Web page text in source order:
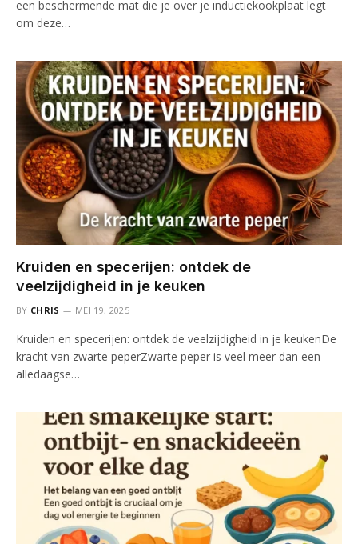
een beschermende mat die je over je inductiekookplaat legt
om deze…
Kruiden en specerijen: ontdek de
veelzijdigheid in je keuken
BY CHRIS MEI 19, 2025
Kruiden en specerijen: ontdek de veelzijdigheid in je keukenDe
kracht van zwarte peperZwarte peper is veel meer dan een
alledaagse…